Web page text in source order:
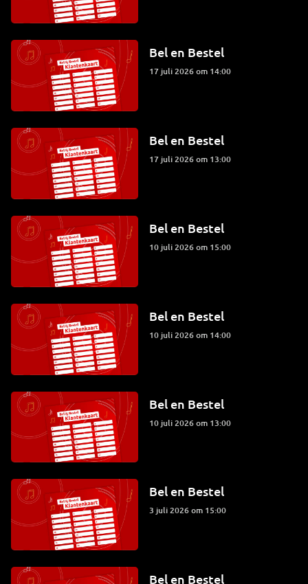
Bel en Bestel
17 juli 2026 om 14:00
Bel en Bestel
17 juli 2026 om 13:00
Bel en Bestel
10 juli 2026 om 15:00
Bel en Bestel
10 juli 2026 om 14:00
Bel en Bestel
10 juli 2026 om 13:00
Bel en Bestel
3 juli 2026 om 15:00
Bel en Bestel